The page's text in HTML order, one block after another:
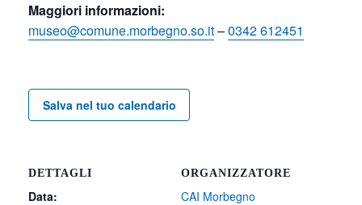
Maggiori informazioni:
museo@comune.morbegno.so.it–0342 612451
Salva nel tuo calendario
DETTAGLI
Data:
ORGANIZZATORE
CAI Morbegno